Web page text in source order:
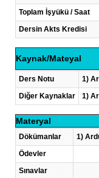
Toplam İşyükü / Saat
Dersin Akts Kredisi
Kaynak/Mateyal
Ders Notu
1)
Diğer Kaynaklar
1)
Materyal
Dökümanlar
1)
Ödevler
Sınavlar